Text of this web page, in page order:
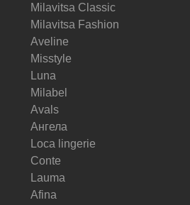
Milavitsa Classic
Milavitsa Fashion
Aveline
Misstyle
Luna
Milabel
Avals
Ангела
Loca lingerie
Conte
Lauma
Afina